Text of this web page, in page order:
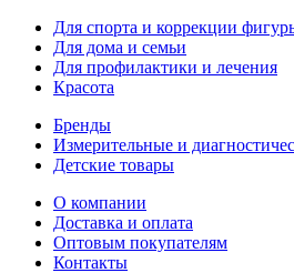
Для спорта и коррекции
Для дома и семьи
Для профилактики и лечения
Красота
Бренды
Измерительные и
Детские товары
О компании
Доставка и оплата
Оптовым покупателям
Контакты